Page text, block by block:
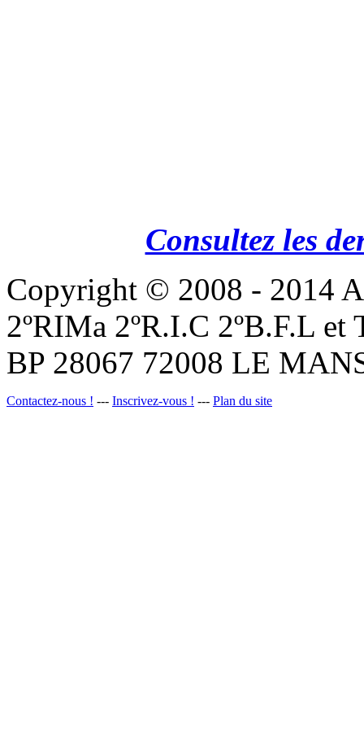
Consultez les
Copyright © 2008 - 2014
2ºRIMa 2ºR.I.C 2ºB.F.L
BP 28067 72008 LE
Contactez-nous ! --- Inscrivez-vous ! --- Plan du site